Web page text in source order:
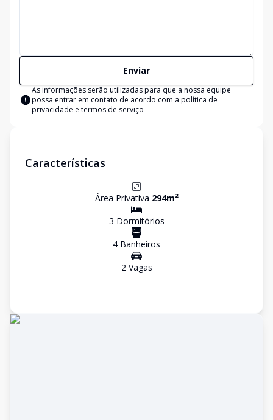
Enviar
As informações serão utilizadas para que a nossa equipe
possa entrar em contato de acordo com a política de
privacidade e termos de serviço
Características
Área Privativa 294m²
3 Dormitórios
4 Banheiros
2Vagas